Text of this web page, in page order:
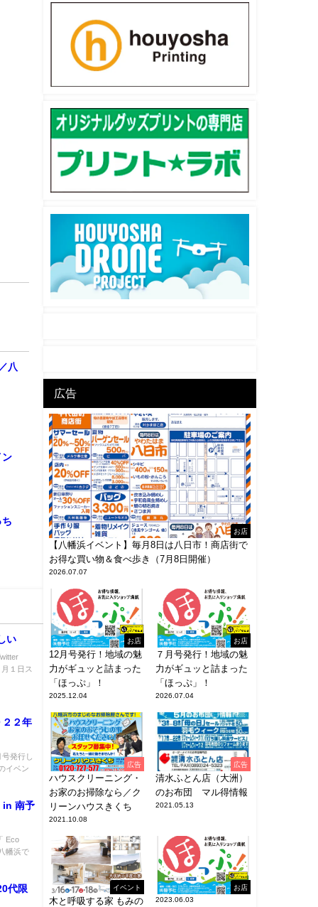
八
ン
い
１日ス
２２年
発行し
イベン
in 南予
Eco
幡浜で
代限
広告
お店
【八幡浜イベント】毎月8日は八日市！商店街で
お得な買い物＆食べ歩き（7月8日開催）
2026.07.07
お店
12月号発行！地域の魅
力がギュッと詰まった
「ほっぷ」！
2025.12.04
お店
７月号発行！地域の魅
力がギュッと詰まった
「ほっぷ」！
2026.07.04
広告
ハウスクリーニング・
お家のお掃除なら／ク
リーンハウスきくち
2021.10.08
広告
清水ふとん店（大洲）
のお布団 マル得情報
2021.05.13
イベント
木と呼吸する家 もみの
お店
2023.06.03